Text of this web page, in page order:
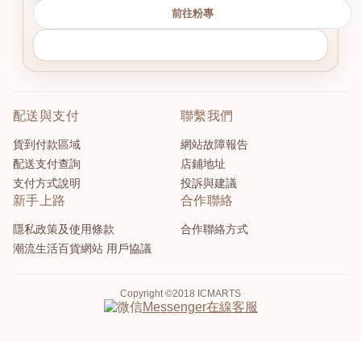
前往粉專
配送與支付
貨到付款區域
配送支付查詢
支付方式說明
聯繫我們
網站故障報告
店鋪地址
投訴與建議
新手上路
隱私政策及使用條款
潮流生活百貨網站 用戶協議
合作聯絡
合作聯絡方式
Copyright ©2018 ICMARTS
Messenger在線客服